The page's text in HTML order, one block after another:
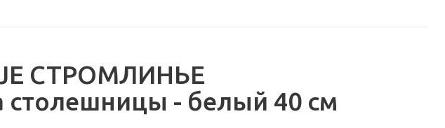
СТРОМЛИНЬЕ
столешницы - белый 40 см